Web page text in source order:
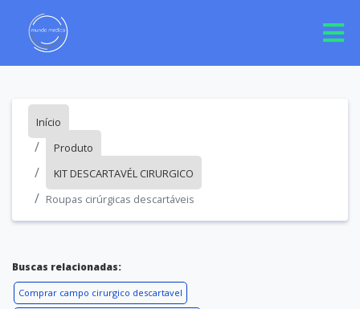
Início
Produto
KIT DESCARTAVÉL CIRURGICO
Roupas cirúrgicas descartáveis
Buscas relacionadas:
Comprar campo cirurgico descartavel